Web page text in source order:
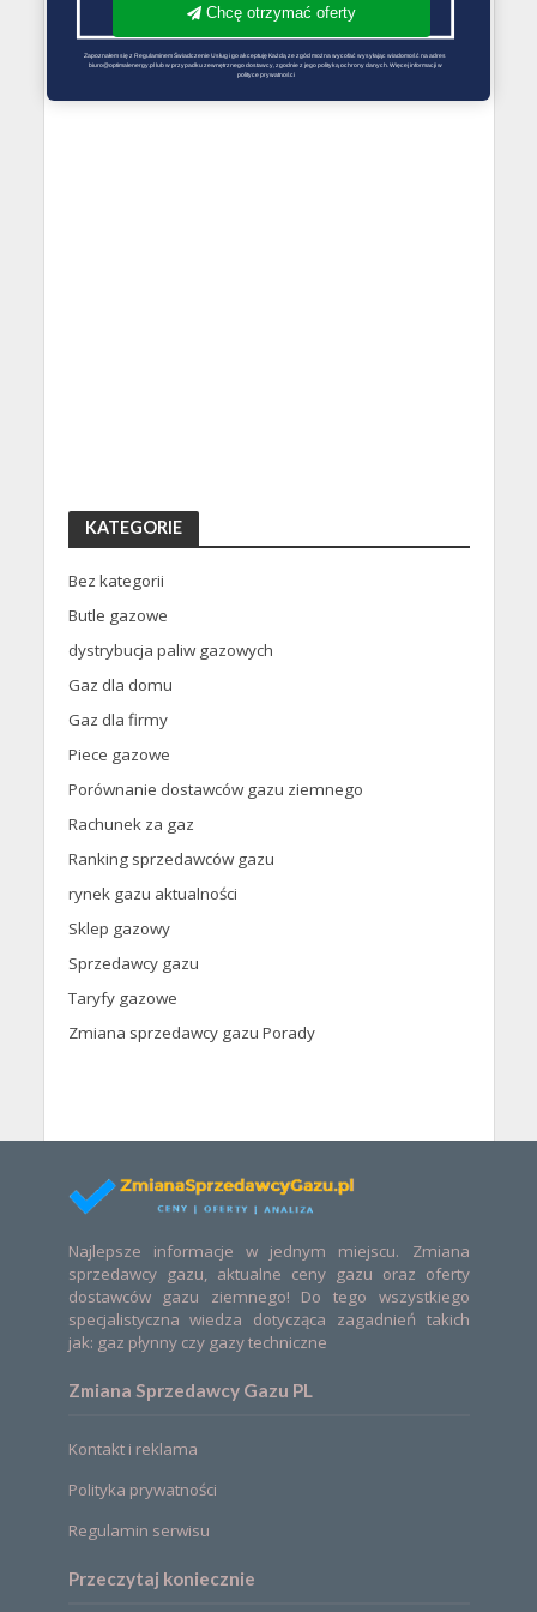
KATEGORIE
Bez kategorii
Butle gazowe
dystrybucja paliw gazowych
Gaz dla domu
Gaz dla firmy
Piece gazowe
Porównanie dostawców gazu ziemnego
Rachunek za gaz
Ranking sprzedawców gazu
rynek gazu aktualności
Sklep gazowy
Sprzedawcy gazu
Taryfy gazowe
Zmiana sprzedawcy gazu Porady
Najlepsze informacje w jednym miejscu. Zmiana
sprzedawcy gazu, aktualne ceny gazu oraz oferty
dostawców gazu ziemnego! Do tego wszystkiego
specjalistyczna wiedza dotycząca zagadnień takich
jak: gaz płynny czy gazy techniczne
Zmiana Sprzedawcy Gazu PL
Kontakt i reklama
Polityka prywatności
Regulamin serwisu
Przeczytaj koniecznie
Chcę otrzymać oferty
Zapoznałem się z Regulaminem Świadczenie Usług i go akceptuję Każdą ze zgód można wycofać wysyłając wiadomość na adres
biuro@optimalenergy.pl lub w przypadku zewnętrznego dostawcy, zgodnie z jego polityką ochrony danych. Więcej informacji w
polityce prywatności